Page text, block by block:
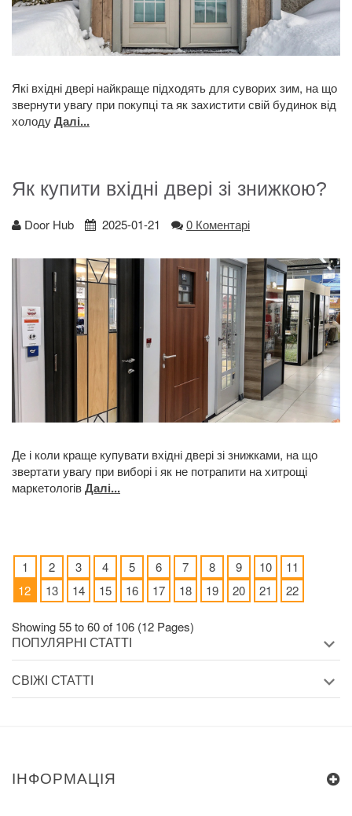
Які вхідні двері найкраще підходять для суворих зим, на що
звернути увагу при покупці та як захистити свій будинок від
холодуДалі...
Як купити вхідні двері зі знижкою?
Door Hub 2025-01-21 0 Коментарі
Де і коли краще купувати вхідні двері зі знижками, на що
звертати увагу при виборі і як не потрапити на хитрощі
маркетологівДалі...
1 2 3 4 5 6 7 8 9 10
11
12
13 14 15 16 17 18 19 20 21 22
Showing 55 to 60 of 106 (12 Pages)
ПОПУЛЯРНІ СТАТТІ
СВІЖІ СТАТТІ
ІНФОРМАЦІЯ